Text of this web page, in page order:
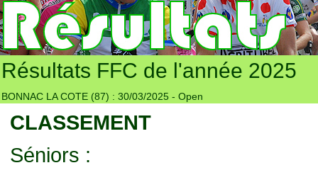
Résultats FFC de l'année 2025
BONNAC LA COTE (87) : 30/03/2025 - Open
CLASSEMENT
Séniors :